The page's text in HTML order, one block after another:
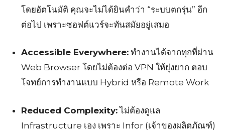
โดยอัตโนมัติ คุณจะไม่ได้ยินคำว่า “ระบบตกรุ่น” อีก
ต่อไป เพราะซอฟต์แวร์จะทันสมัยอยู่เสมอ
Accessible Everywhere:ทำงานได้จากทุกที่ผ่าน
Web Browser โดยไม่ต้องต่อ VPN ให้ยุ่งยาก ตอบ
โจทย์การทำงานแบบ Hybrid หรือ Remote Work
Reduced Complexity:ไม่ต้องดูแล
Infrastructure เอง เพราะ Infor (เจ้าของผลิตภัณฑ์)